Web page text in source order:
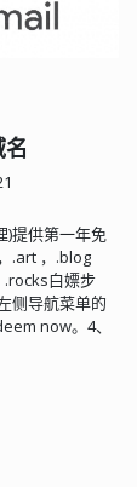
提供第一年免
.art ，.blog
白嫖步
侧导航菜单的
now。4、